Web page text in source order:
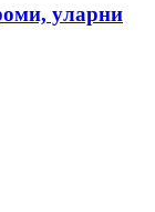
уларни